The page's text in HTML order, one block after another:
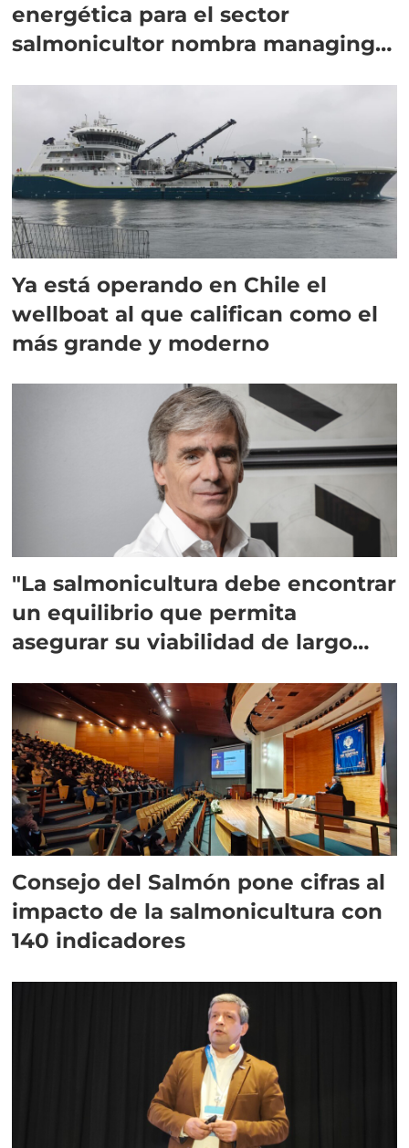
energética para el sector
salmonicultor nombra managing
Ya está operando en Chile el
wellboat al que califican como el
más grande y moderno
"La salmonicultura debe encontrar
un equilibrio que permita
asegurar su viabilidad de largo
Consejo del Salmón pone cifras al
impacto de la salmonicultura con
140 indicadores